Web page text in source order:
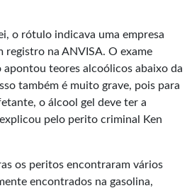
o rótulo indicava uma empresa
registro na ANVISA. O exame
teores alcoólicos abaixo da
também é muito grave, pois para
o álcool gel deve ter a
pelo perito criminal Ken
os peritos encontraram vários
encontrados na gasolina,